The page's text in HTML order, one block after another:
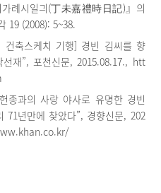
례시일긔(丁未嘉禮時日記)』의
19 (2008): 5~38.
건축스케치 기행] 경빈 김씨를 향
재”, 포천신문, 2015.08.17., htt
종과의 사랑 야사로 유명한 경빈
71년만에 찾았다”, 경향신문, 202